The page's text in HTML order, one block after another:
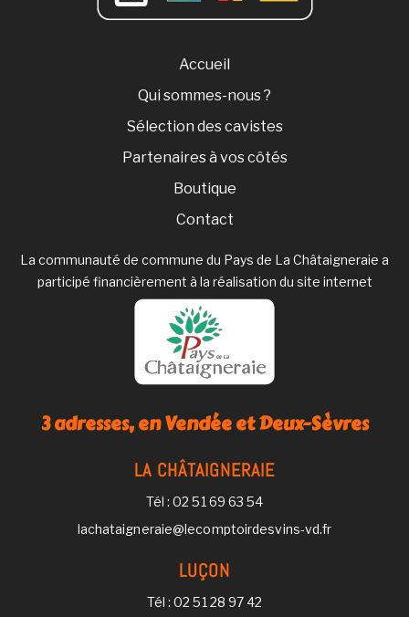
Accueil
Qui sommes-nous ?
Sélection des cavistes
Partenaires à vos côtés
Boutique
Contact
La communauté de commune du Pays de La Châtaigneraie a
participé financièrement à la réalisation du site internet
3 adresses, en Vendée et Deux-Sèvres
LA CHÂTAIGNERAIE
Tél : 02 51 69 63 54
lachataigneraie@lecomptoirdesvins-vd.fr
LUÇON
Tél : 02 51 28 97 42